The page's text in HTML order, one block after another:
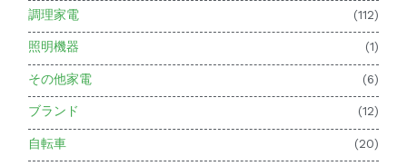
調理家電 (112)
照明機器 (1)
その他家電 (6)
ブランド (12)
自転車 (20)